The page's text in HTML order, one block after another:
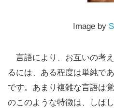
Image by
言語により、お互いの考
るには、ある程度は単純で
です。あまり複雑な言語は
のこのような特徴は、しば